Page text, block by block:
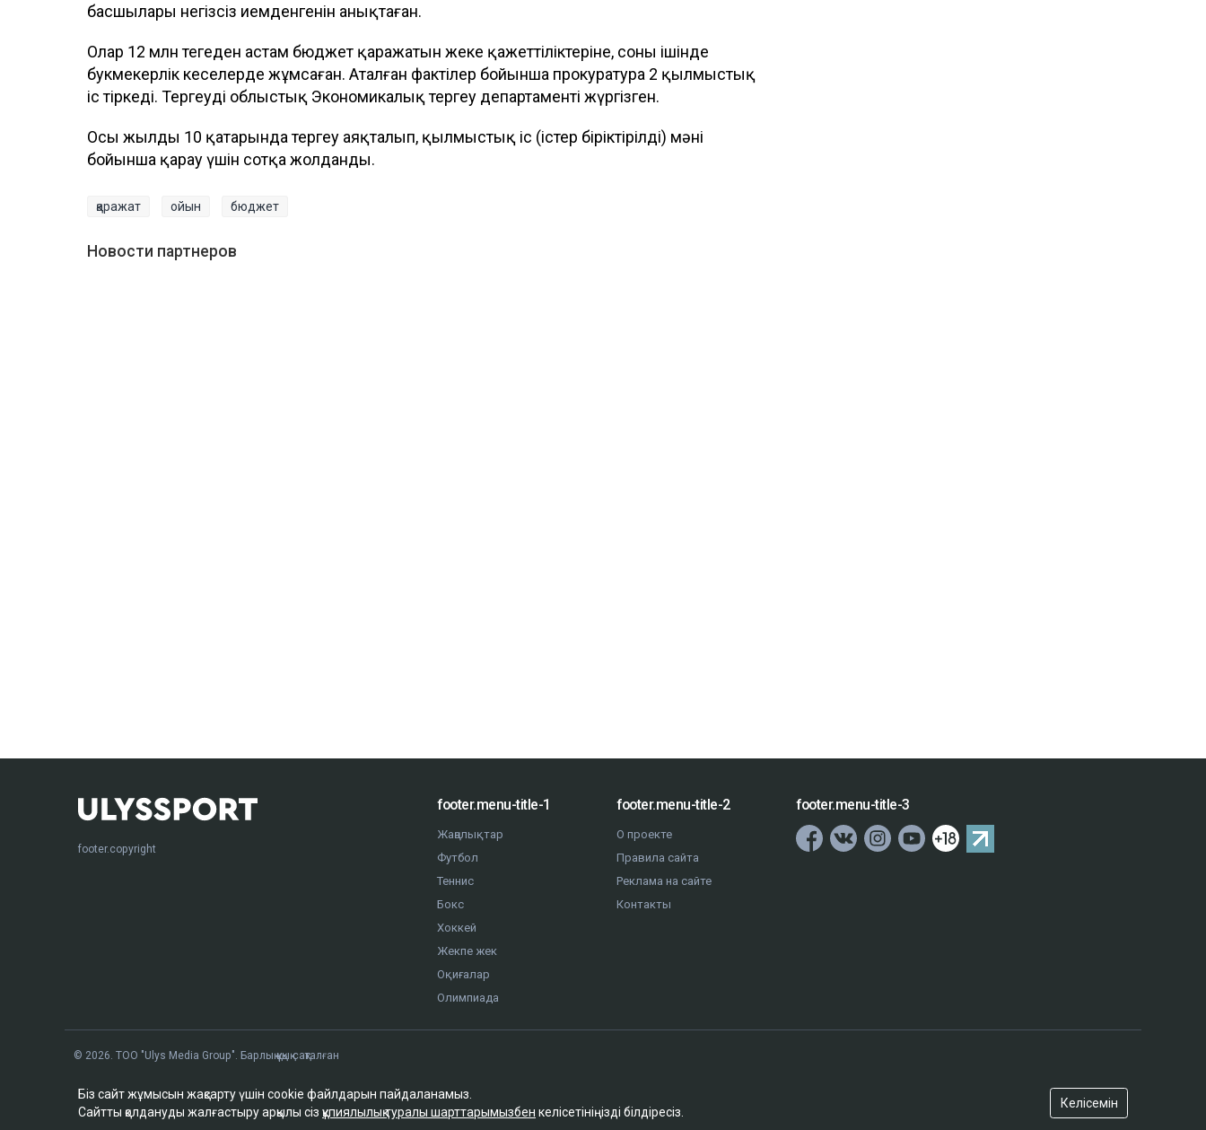
басшылары негізсіз иемденгенін анықтаған.
Олар 12 млн теңгеден астам бюджет қаражатын жеке қажеттіліктеріне, соның ішінде
букмекерлік кеңселерде жұмсаған. Аталған фактілер бойынша прокуратура 2 қылмыстық
іс тіркеді. Тергеуді облыстық Экономикалық тергеу департаменті жүргізген.
Осы жылдың 10 қаңтарында тергеу аяқталып, қылмыстық іс (істер біріктірілді) мәні
бойынша қарау үшін сотқа жолданды.
қаражат ойын бюджет
Новости партнеров
footer.copyright
footer.menu-title-1
Жаңалықтар
Футбол
Теннис
Бокс
Хоккей
Жекпе жек
Оқиғалар
Олимпиада
footer.menu-title-2
О проекте
Правила сайта
Реклама на сайте
Контакты
footer.menu-title-3
© 2026. ТОО "Ulys Media Group". Барлық құқық сақталған
Біз сайт жұмысын жақсарту үшін cookie файлдарын пайдаланамыз.
Сайтты қолдануды жалғастыру арқылы сіз құпиялылық туралы шарттарымызбен келісетініңізді білдіресіз.
Келісемін